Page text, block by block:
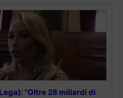
“Oltre 28 miliardi di